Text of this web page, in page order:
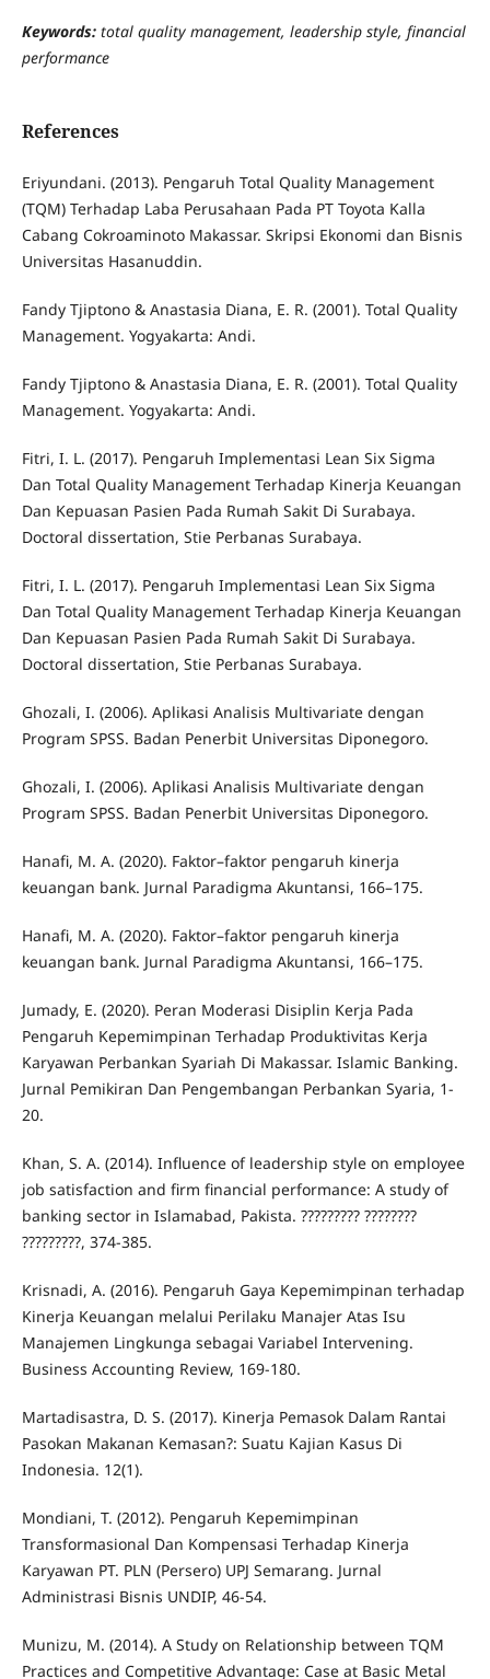
Keywords:total quality management, leadership style, financial
performance
References
Eriyundani. (2013). Pengaruh Total Quality Management
(TQM) Terhadap Laba Perusahaan Pada PT Toyota Kalla
Cabang Cokroaminoto Makassar. Skripsi Ekonomi dan Bisnis
Universitas Hasanuddin.
Fandy Tjiptono & Anastasia Diana, E. R. (2001). Total Quality
Management. Yogyakarta: Andi.
Fandy Tjiptono & Anastasia Diana, E. R. (2001). Total Quality
Management. Yogyakarta: Andi.
Fitri, I. L. (2017). Pengaruh Implementasi Lean Six Sigma
Dan Total Quality Management Terhadap Kinerja Keuangan
Dan Kepuasan Pasien Pada Rumah Sakit Di Surabaya.
Doctoral dissertation, Stie Perbanas Surabaya.
Fitri, I. L. (2017). Pengaruh Implementasi Lean Six Sigma
Dan Total Quality Management Terhadap Kinerja Keuangan
Dan Kepuasan Pasien Pada Rumah Sakit Di Surabaya.
Doctoral dissertation, Stie Perbanas Surabaya.
Ghozali, I. (2006). Aplikasi Analisis Multivariate dengan
Program SPSS. Badan Penerbit Universitas Diponegoro.
Ghozali, I. (2006). Aplikasi Analisis Multivariate dengan
Program SPSS. Badan Penerbit Universitas Diponegoro.
Hanafi, M. A. (2020). Faktor–faktor pengaruh kinerja
keuangan bank. Jurnal Paradigma Akuntansi, 166–175.
Hanafi, M. A. (2020). Faktor–faktor pengaruh kinerja
keuangan bank. Jurnal Paradigma Akuntansi, 166–175.
Jumady, E. (2020). Peran Moderasi Disiplin Kerja Pada
Pengaruh Kepemimpinan Terhadap Produktivitas Kerja
Karyawan Perbankan Syariah Di Makassar. Islamic Banking.
Jurnal Pemikiran Dan Pengembangan Perbankan Syaria, 1-
20.
Khan, S. A. (2014). Influence of leadership style on employee
job satisfaction and firm financial performance: A study of
banking sector in Islamabad, Pakista. ????????? ????????
?????????, 374-385.
Krisnadi, A. (2016). Pengaruh Gaya Kepemimpinan terhadap
Kinerja Keuangan melalui Perilaku Manajer Atas Isu
Manajemen Lingkunga sebagai Variabel Intervening.
Business Accounting Review, 169-180.
Martadisastra, D. S. (2017). Kinerja Pemasok Dalam Rantai
Pasokan Makanan Kemasan?: Suatu Kajian Kasus Di
Indonesia. 12(1).
Mondiani, T. (2012). Pengaruh Kepemimpinan
Transformasional Dan Kompensasi Terhadap Kinerja
Karyawan PT. PLN (Persero) UPJ Semarang. Jurnal
Administrasi Bisnis UNDIP, 46-54.
Munizu, M. (2014). A Study on Relationship between TQM
Practices and Competitive Advantage: Case at Basic Metal